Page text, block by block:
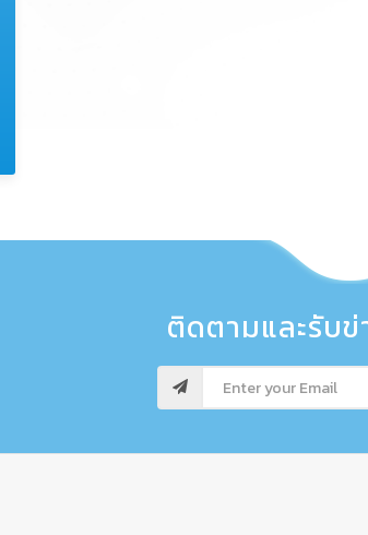
ติดตามและรับข่